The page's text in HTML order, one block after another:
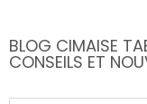
BLOG CIMAISE
CONSEILS ET